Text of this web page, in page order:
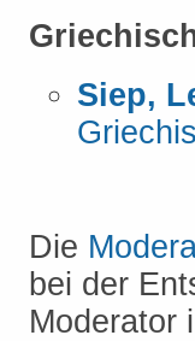
Siep,
Die
bei der
Moderator